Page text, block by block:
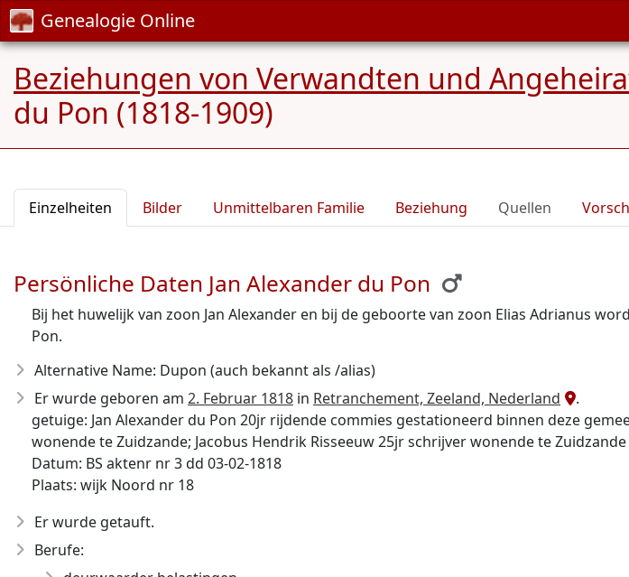
Genealogie Online
Beziehungen von Verwandten und
du Pon (1818-1909)
Einzelheiten Bilder Unmittelbaren Familie Beziehung Quellen
Persönliche Daten Jan Alexander du Pon
Bij het huwelijk van zoon Jan Alexander en bij de geboorte van zoon Elias Adrianus
Pon.
Alternative Name: Dupon (auch bekannt als /alias)
Er wurde geboren am 2. Februar 1818 in Retranchement, Zeeland, Nederland
.
getuige: Jan Alexander du Pon 20jr rijdende commies gestationeerd binnen deze
wonende te Zuidzande; Jacobus Hendrik Risseeuw 25jr schrijver wonende te Zuidzande
Datum: BS aktenr nr 3 dd 03-02-1818
Plaats: wijk Noord nr 18
Er wurde getauft.
Berufe: